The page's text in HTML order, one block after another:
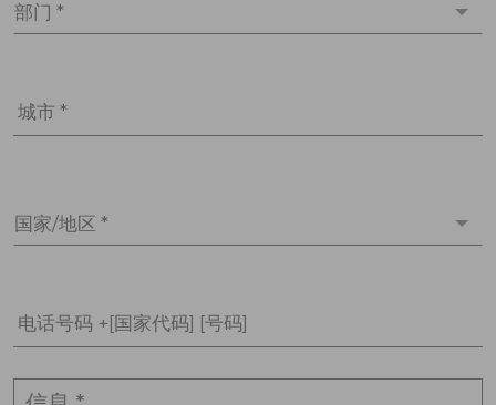
部门 *
城市 *
国家/地区 *
电话号码 +[国家代码] [号码]